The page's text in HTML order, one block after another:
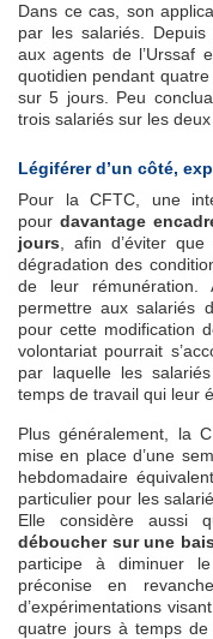
Dans ce cas, son
par les salariés.
aux agents de l’Urssaf
quotidien pendant
sur 5 jours. Peu
trois salariés sur les
Légiférer d’un côté,
Pour la CFTC, une
pourdavantage
jours , afin d’éviter
dégradation des
de leur
permettre aux salariés
pour cette modification
volontariat pourrait
par laquelle les
temps de travail qui leur
Plus généralement, la
mise en place d’une
hebdomadaire
particulier pour les
Elle considère aussi
déboucher sur une
participe à diminuer
préconise en
d’expérimentations
quatre jours à temps